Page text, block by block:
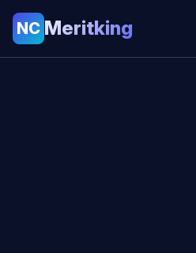
NC Meritking